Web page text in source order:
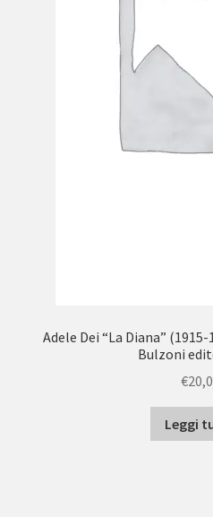
Adele Dei “La Diana”
Bulzoni
€
Leggi